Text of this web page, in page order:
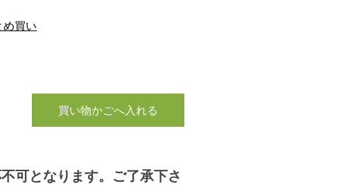
買い
買い物かごへ入れる
可となります。ご了承下さ